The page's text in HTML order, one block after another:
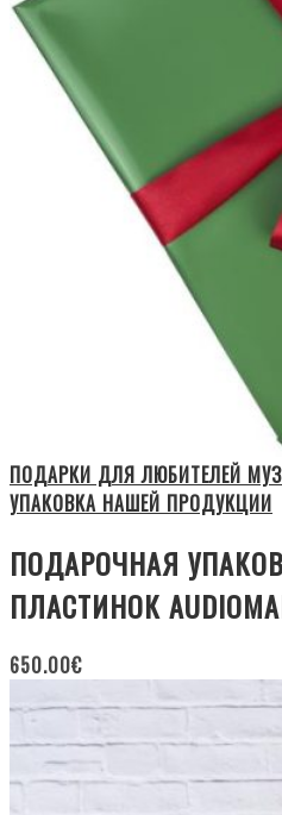
ПОДАРКИ ДЛЯ ЛЮБИТЕЛЕЙ
УПАКОВКА НАШЕЙ ПРОДУКЦИИ
ПОДАРОЧНАЯ
ПЛАСТИНОК
650.00€